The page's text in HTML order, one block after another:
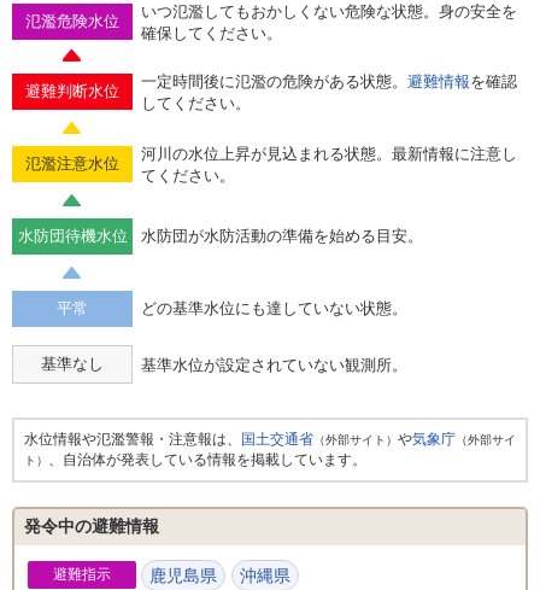
氾濫危険水位
いつ氾濫してもおかしくない危険な状態。身の安全を
確保してください。
避難判断水位
一定時間後に氾濫の危険がある状態。 避難情報を確認
してください。
氾濫注意水位
河川の水位上昇が見込まれる状態。最新情報に注意し
てください。
水防団待機水位 水防団が水防活動の準備を始める目安。
平常 どの基準水位にも達していない状態。
基準なし 基準水位が設定されていない観測所。
水位情報や氾濫警報・注意報は、 国土交通省 （外部サイト） や気象庁 （外部サイ
ト） 、自治体が発表している情報を掲載しています。
発令中の避難情報
避難指示 鹿児島県 沖縄県